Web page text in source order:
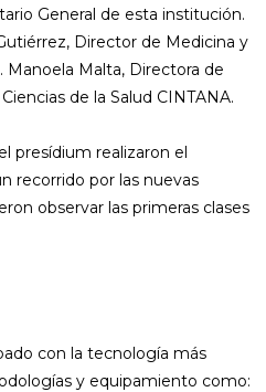
General de esta institución.
Director de Medicina y
Manoela Malta, Directora de
de la Salud CINTANA.
presídium realizaron el
recorrido por las nuevas
observar las primeras clases
con la tecnología más
y equipamiento como: